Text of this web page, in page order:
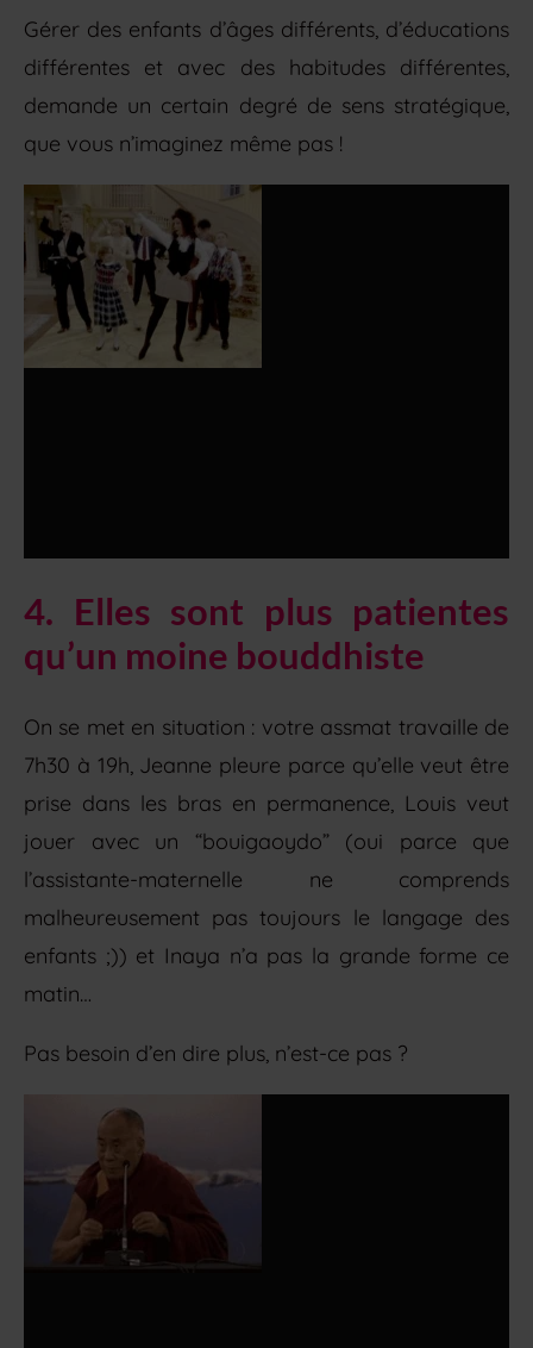
Gérer des enfants d’âges différents, d’éducations
différentes et avec des habitudes différentes,
demande un certain degré de sens stratégique,
que vous n’imaginez même pas !
4. Elles sont plus patientes
qu’un moine bouddhiste
On se met en situation : votre assmat travaille de
7h30 à 19h, Jeanne pleure parce qu’elle veut être
prise dans les bras en permanence, Louis veut
jouer avec un “bouigaoydo” (oui parce que
l’assistante-maternelle ne comprends
malheureusement pas toujours le langage des
enfants ;)) et Inaya n’a pas la grande forme ce
matin…
Pas besoin d’en dire plus, n’est-ce pas ?